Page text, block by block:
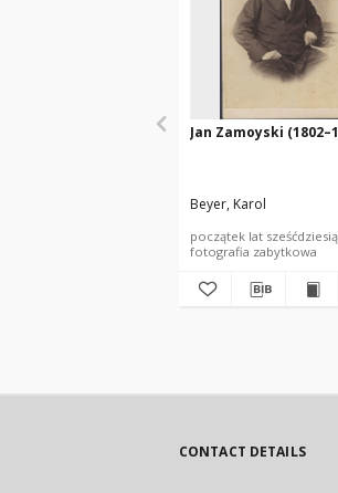
Jan Zamoyski
Beyer, Karol
początek lat
fotografia zabytkowa
CONTACT DETAILS